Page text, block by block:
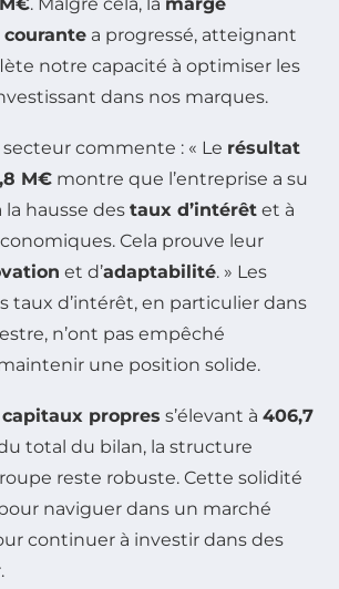
a progressé, atteignant
notre capacité à optimiser les
dans nos marques.
commente : « Le résultat
M€ montre que l’entreprise a su
la hausse des taux d’intérêt et à
Cela prouve leur
et d’adaptabilité. » Les
taux d’intérêt, en particulier dans
n’ont pas empêché
une position solide.
capitaux propres s’élevant à 406,7
total du bilan, la structure
reste robuste. Cette solidité
naviguer dans un marché
continuer à investir dans des